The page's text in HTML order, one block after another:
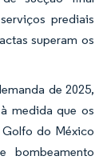
prediais
superam os
de 2025,
medida que os
do México
bombeamento